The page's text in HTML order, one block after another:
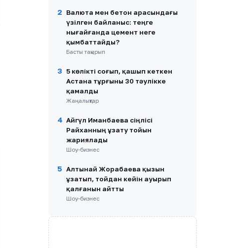
10
Нұртас Адамбай АҚШ-қа
көшуінің шын себебін айтты
2
Валюта мен бетон арасындағы
үзілген байланыс: теңге
нығайғанда цемент неге
қымбаттайды?
Басты тақырып
3
5 көлікті соғып, қашып кеткен
Астана тұрғыны 30 тәулікке
қамалды
Жаңалықтар
4 Айгүл Иманбаева сіңлісі
Райханның ұзату тойын
жариялады
Шоу-бизнес
5 Алтынай Жорабаева қызын
ұзатып, тойдан кейін ауырып
қалғанын айтты
Шоу-бизнес